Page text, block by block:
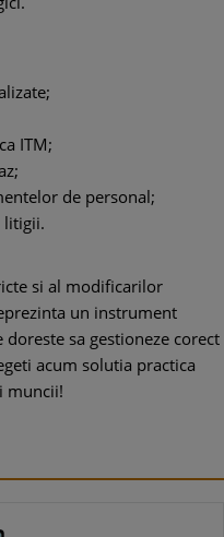
ITM;
de personal;
litigii.
si al modificarilor
un instrument
sa gestioneze corect
acum solutia practica
muncii!